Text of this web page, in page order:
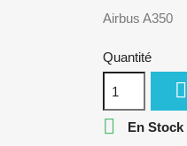
Airbus A350
Quantité

 En Stock